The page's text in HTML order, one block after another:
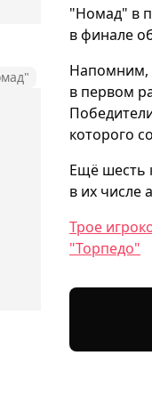
"Номад" в
в финале
Напомним,
в первом
которого
Ещё шесть
в их числе
Трое
"Торпедо"